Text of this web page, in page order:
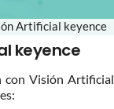
Artificial keyence
keyence
con Visión Artificial